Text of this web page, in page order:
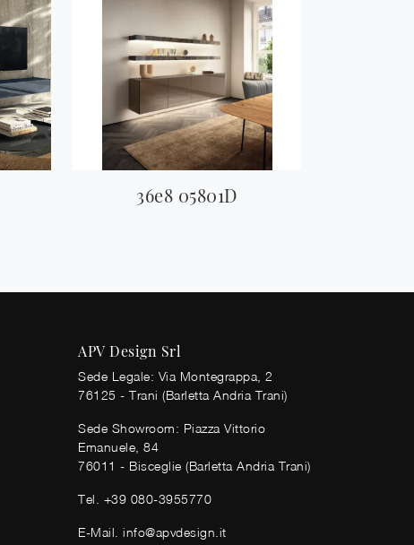
36e8 05801D
APV Design Srl
Sede Legale: Via Montegrappa, 2
76125 - Trani (Barletta Andria Trani)
Sede Showroom: Piazza Vittorio
Emanuele, 84
76011 - Bisceglie (Barletta Andria Trani)
Tel. +39 080-3955770
E-Mail. info@apvdesign.it